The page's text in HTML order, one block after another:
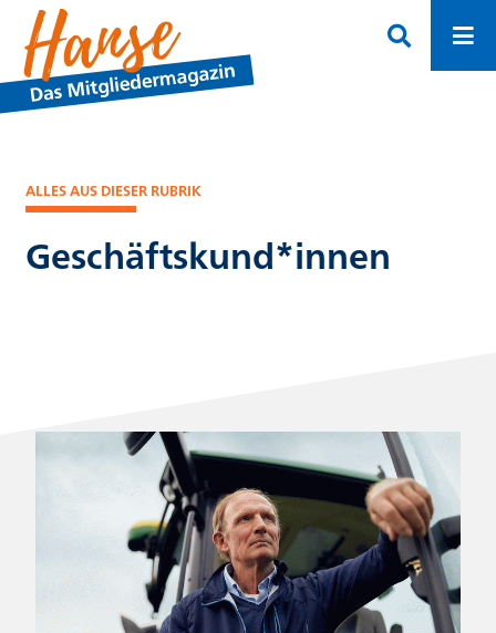
ALLES AUS DIESER RUBRIK
Geschäftskund*innen